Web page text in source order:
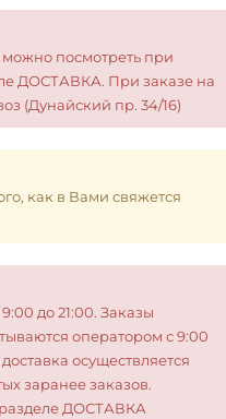
посмотреть при
ДОСТАВКА. При заказе на
(Дунайский пр. 34/16)
как в Вами свяжется
до 21:00. Заказы
оператором с 9:00
осуществляется
заранее заказов.
разделе ДОСТАВКА